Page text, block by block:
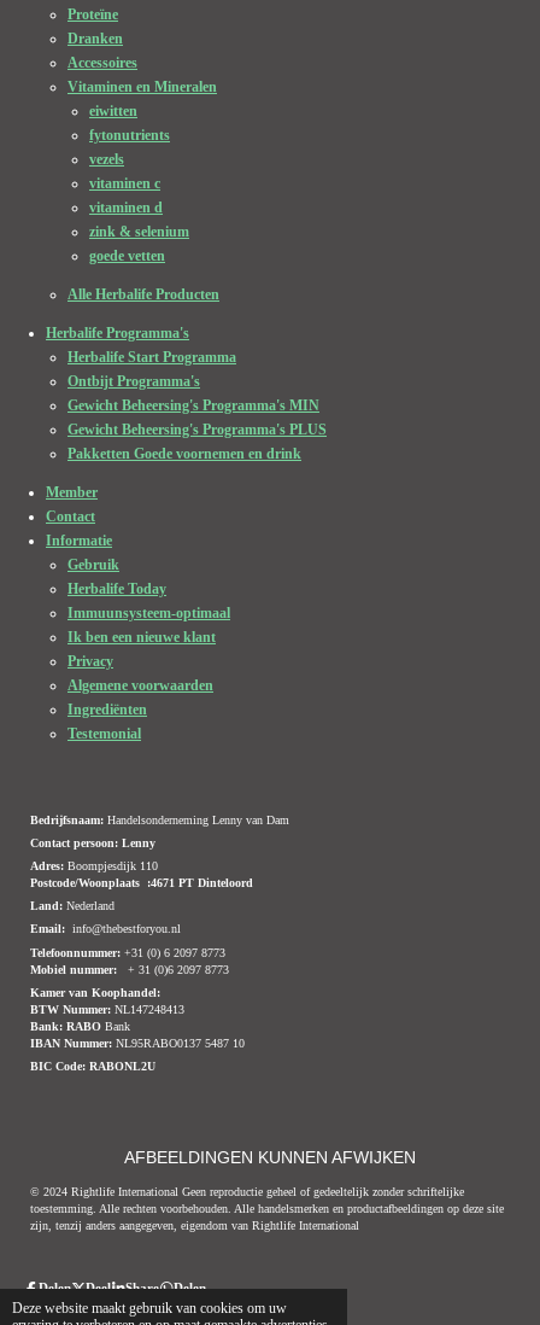
Deze website maakt gebruik van cookies om uw
Proteïne
Dranken
Accessoires
Vitaminen en Mineralen
eiwitten
fytonutrients
vezels
vitaminen c
vitaminen d
zink & selenium
goede vetten
Alle Herbalife Producten
Herbalife Programma's
Herbalife Start Programma
Ontbijt Programma's
Gewicht Beheersing's Programma's MIN
Gewicht Beheersing's Programma's PLUS
Pakketten Goede voornemen en drink
Member
Contact
Informatie
Gebruik
Herbalife Today
Immuunsysteem-optimaal
Ik ben een nieuwe klant
Privacy
Algemene voorwaarden
Ingrediënten
Testemonial
Bedrijfsnaam: Handelsonderneming Lenny van Dam
Contact persoon: Lenny
Adres: Boompjesdijk 110
Postcode/Woonplaats :4671 PT Dinteloord
Land: Nederland
Email: info@thebestforyou.nl
Telefoonnummer: +31 (0) 6 2097 8773
Mobiel nummer:
+ 31 (0)6 2097 8773
Kamer van Koophandel:
BTW Nummer: NL147248413
Bank: RABO Bank
IBAN Nummer:NL95RABO0137 5487 10
BIC Code: RABONL2U
AFBEELDINGEN KUNNEN AFWIJKEN
© 2024 Rightlife International Geen reproductie geheel of gedeeltelijk zonder schriftelijke
toestemming. Alle rechten voorbehouden. Alle handelsmerken en productafbeeldingen op deze site
zijn, tenzij anders aangegeven, eigendom van Rightlife International
Delen Deel Share Delen
© 2020 - 2026 Thebestforyou.nl Dinteloord
Powered byJouwWeb